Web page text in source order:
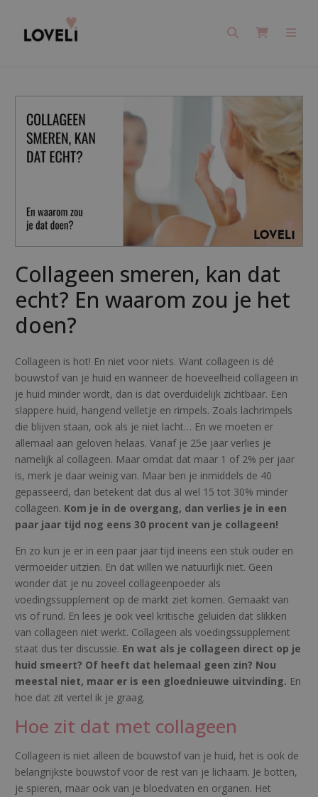
SearchCart
Collageen smeren, kan dat
echt? En waarom zou je het
doen?
Collageen is hot! En niet voor niets. Want collageen is dé
bouwstof van je huid en wanneer de hoeveelheid collageen in
je huid minder wordt, dan is dat overduidelijk zichtbaar. Een
slappere huid, hangend velletje en rimpels. Zoals lachrimpels
die blijven staan, ook als je niet lacht… En we moeten er
allemaal aan geloven helaas. Vanaf je 25e jaar verlies je
namelijk al collageen. Maar omdat dat maar 1 of 2% per jaar
is, merk je daar weinig van. Maar ben je inmiddels de 40
gepasseerd, dan betekent dat dus al wel 15 tot 30% minder
collageen. Kom je in de overgang, dan verlies je in een
paar jaar tijd nog eens 30 procent van je collageen!
En zo kun je er in een paar jaar tijd ineens een stuk ouder en
vermoeider uitzien. En dat willen we natuurlijk niet. Geen
wonder dat je nu zoveel collageenpoeder als
voedingssupplement op de markt ziet komen. Gemaakt van
vis of rund. En lees je ook veel kritische geluiden dat slikken
van collageen niet werkt. Collageen als voedingssupplement
staat dus ter discussie. En wat als je collageen direct op je
huid smeert? Of heeft dat helemaal geen zin? Nou
meestal niet, maar er is een gloednieuwe uitvinding. En
hoe dat zit vertel ik je graag.
Hoe zit dat met collageen
Collageen is niet alleen de bouwstof van je huid, het is ook de
belangrijkste bouwstof voor de rest van je lichaam. Je botten,
je spieren, maar ook van je bloedvaten en organen. Het